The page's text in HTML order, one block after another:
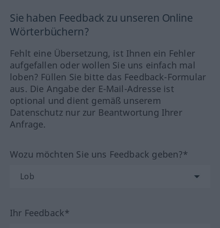
Sie haben Feedback zu unseren Online
Wörterbüchern?
Fehlt eine Übersetzung, ist Ihnen ein Fehler
aufgefallen oder wollen Sie uns einfach mal
loben? Füllen Sie bitte das Feedback-Formular
aus. Die Angabe der E-Mail-Adresse ist
optional und dient gemäß unserem
Datenschutz nur zur Beantwortung Ihrer
Anfrage.
Wozu möchten Sie uns Feedback geben?*
Ihr Feedback*